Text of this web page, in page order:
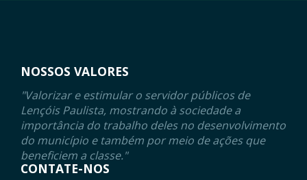
NOSSOS VALORES
"Valorizar e estimular o servidor públicos de
Lençóis Paulista, mostrando à sociedade a
importância do trabalho deles no desenvolvimento
do município e também por meio de ações que
beneficiem a classe."
CONTATE-NOS